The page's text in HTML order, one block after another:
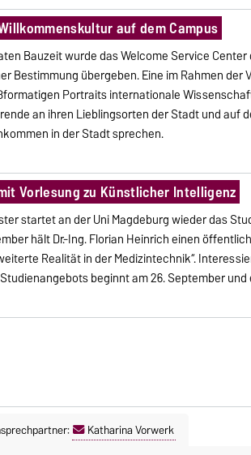
auf dem Campus
Bauzeit wurde das Welcome Service Center
Bestimmung übergeben. Eine im Rahmen
Portraits internationale
an ihren Lieblingsorten der Stadt und auf
in der Stadt sprechen.
Vorlesung zu Künstlicher Intelligenz
startet an der Uni Magdeburg wieder das
hält Dr.-Ing. Florian Heinrich einen
Realität in der Medizintechnik“.
beginnt am 26. September und
Katharina Vorwerk